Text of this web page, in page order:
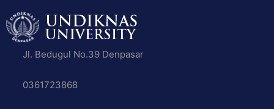
Jl. Bedugul No.39 Denpasar
0361723868